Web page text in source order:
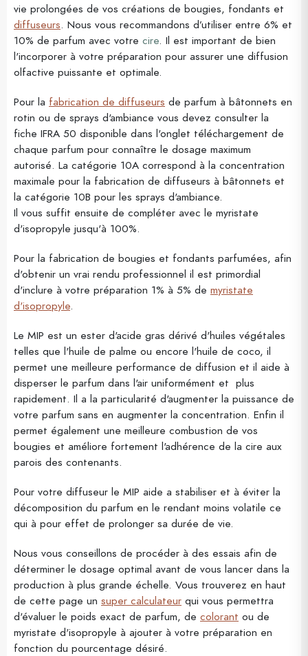
vie prolongées de vos créations de bougies, fondants et
diffuseurs. Nous vous recommandons d’utiliser entre 6% et
10% de parfum avec votre cire. Il est important de bien
l'incorporer à votre préparation pour assurer une diffusion
olfactive puissante et optimale.
Pour la fabrication de diffuseurs de parfum à bâtonnets en
rotin ou de sprays d'ambiance vous devez consulter la
fiche IFRA 50 disponible dans l'onglet téléchargement de
chaque parfum pour connaître le dosage maximum
autorisé. La catégorie 10A correspond à la concentration
maximale pour la fabrication de diffuseurs à bâtonnets et
la catégorie 10B pour les sprays d'ambiance.
Il vous suffit ensuite de compléter avec le myristate
d'isopropyle jusqu'à 100%.
Pour la fabrication de bougies et fondants parfumées, afin
d'obtenir un vrai rendu professionnel il est primordial
d'inclure à votre préparation 1% à 5% de myristate
d'isopropyle.
Le MIP est un ester d'acide gras dérivé d'huiles végétales
telles que l'huile de palme ou encore l'huile de coco, il
permet une meilleure performance de diffusion et il aide à
disperser le parfum dans l'air uniformément et plus
rapidement. Il a la particularité d'augmenter la puissance de
votre parfum sans en augmenter la concentration. Enfin il
permet également une meilleure combustion de vos
bougies et améliore fortement l'adhérence de la cire aux
parois des contenants.
Pour votre diffuseur le MIP aide a stabiliser et à éviter la
décomposition du parfum en le rendant moins volatile ce
qui à pour effet de prolonger sa durée de vie.
Nous vous conseillons de procéder à des essais afin de
déterminer le dosage optimal avant de vous lancer dans la
production à plus grande échelle. Vous trouverez en haut
de cette page un super calculateur qui vous permettra
d'évaluer le poids exact de parfum, de colorant ou de
myristate d'isopropyle à ajouter à votre préparation en
fonction du pourcentage désiré.